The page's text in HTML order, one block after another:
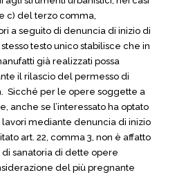
c) del terzo comma,
a seguito di denuncia di inizio di
stesso testo unico stabilisce che in
già realizzati possa
il rilascio del permesso di
Sicché per le opere soggette a
anche se l’interessato ha optato
lavori mediante denuncia di inizio
art. 22, comma 3, non è affatto
di sanatoria di dette opere
del più pregnante